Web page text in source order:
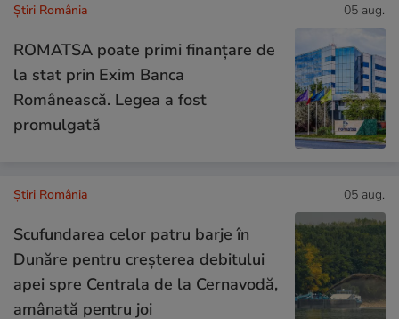
Știri România 05 aug.
ROMATSA poate primi finanțare de
la stat prin Exim Banca
Românească. Legea a fost
promulgată
Știri România 05 aug.
Scufundarea celor patru barje în
Dunăre pentru creșterea debitului
apei spre Centrala de la Cernavodă,
amânată pentru joi